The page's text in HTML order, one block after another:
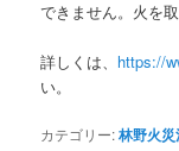
できません。火を
詳しくは、 https://
い。
カテゴリー:林野火